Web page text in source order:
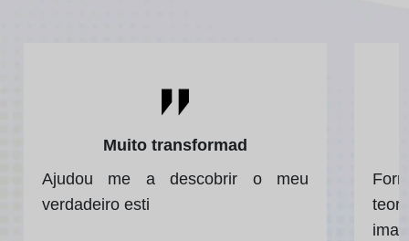
Muito transformad
Ajudou me a descobrir o meu
verdadeiro esti